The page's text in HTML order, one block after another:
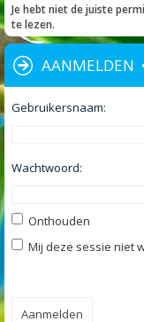
Je hebt niet de juiste
te lezen.
AANMELDEN
Gebruikersnaam:
Wachtwoord:
Onthouden
Mij deze sessie niet